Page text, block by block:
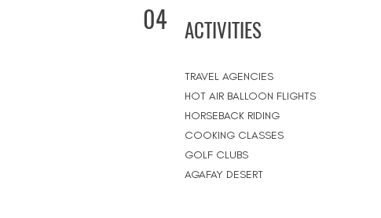
04 ACTIVITIES
TRAVEL AGENCIES
HOT AIR BALLOON FLIGHTS
HORSEBACK RIDING
COOKING CLASSES
GOLF CLUBS
AGAFAY DESERT